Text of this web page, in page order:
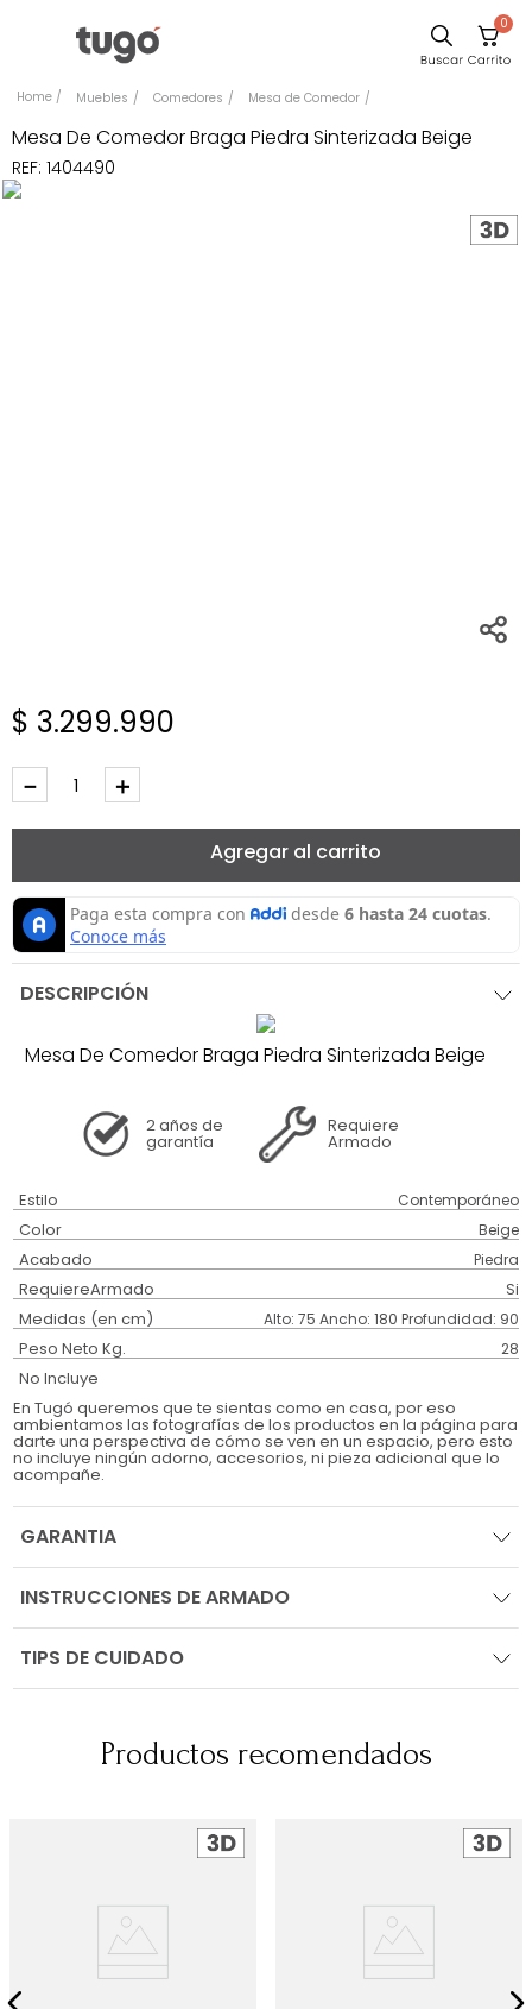
0
Muebles Comedores Mesa de Comedor
Mesa De Comedor Braga Piedra Sinterizada Beige
REF: 1404490
$ 3.299.990
＋
－
Agregar al carrito
DESCRIPCIÓN
Mesa De Comedor Braga Piedra Sinterizada Beige
2 años de
garantía
Requiere
Armado
Estilo Contemporáneo
Color Beige
Acabado Piedra
RequiereArmado Si
Medidas (en cm) Alto: 75 Ancho: 180 Profundidad: 90
Peso Neto Kg. 28
No Incluye
En Tugó queremos que te sientas como en casa, por eso
ambientamos las fotografías de los productos en la página para
darte una perspectiva de cómo se ven en un espacio, pero esto
no incluye ningún adorno, accesorios, ni pieza adicional que lo
acompañe.
GARANTIA
INSTRUCCIONES DE ARMADO
TIPS DE CUIDADO
Productos recomendados
Comedor
Silla